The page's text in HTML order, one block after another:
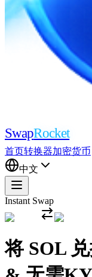
SwapRocket
首页转换器加密货币
中文
Instant Swap
将 SOL